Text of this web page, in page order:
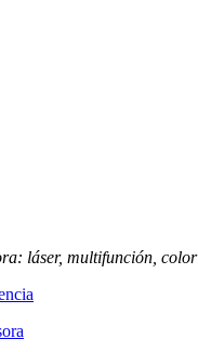
láser, multifunción, color